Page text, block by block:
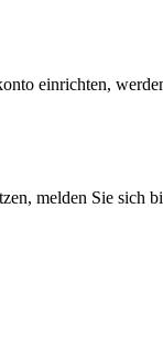
einrichten,
melden Sie sich